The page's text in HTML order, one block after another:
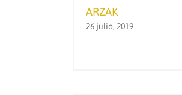
ARZAK
26 julio, 2019